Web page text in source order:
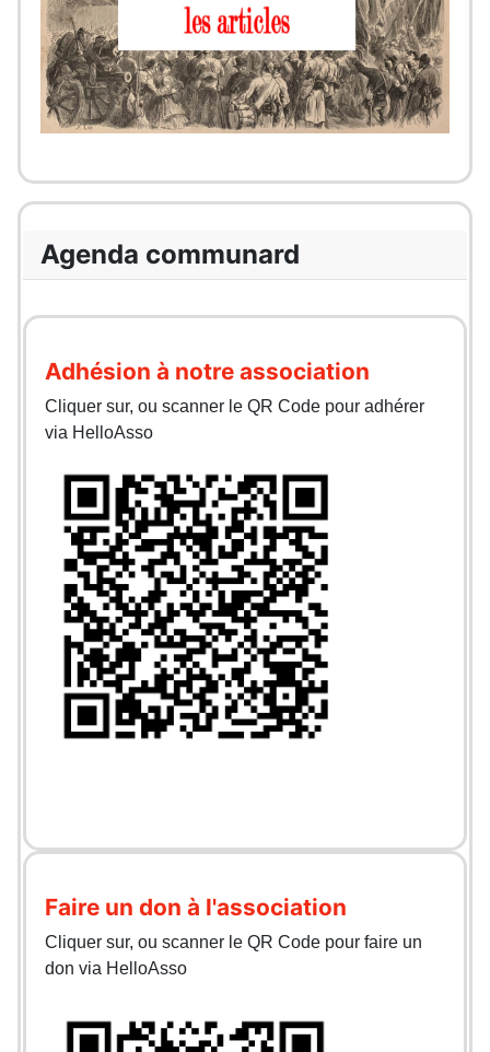
Agenda communard
Adhésion à notre association
Cliquer sur, ou scanner le QR Code pour adhérer
via HelloAsso
Faire un don à l'association
Cliquer sur, ou scanner le QR Code pour faire un
don via HelloAsso